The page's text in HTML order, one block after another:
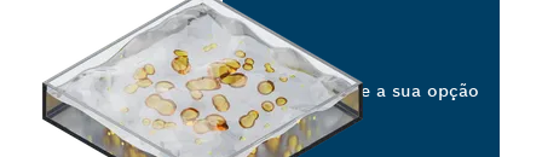
Selecione a sua opção